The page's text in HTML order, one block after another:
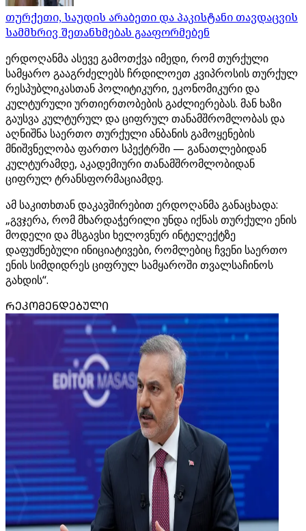
თურქეთი, საუდის არაბეთი და პაკისტანი თავდაცვის
სამმხრივ შეთანხმებას გააფორმებენ
ერდოღანმა ასევე გამოთქვა იმედი, რომ თურქული
სამყარო გააგრძელებს ჩრდილოეთ კვიპროსის თურქულ
რესპუბლიკასთან პოლიტიკური, ეკონომიკური და
კულტურული ურთიერთობების გაძლიერებას. მან ხაზი
გაუსვა კულტურულ და ციფრულ თანამშრომლობას და
აღნიშნა საერთო თურქული ანბანის გამოყენების
მნიშვნელობა ფართო სპექტრში — განათლებიდან
კულტურამდე, აკადემიური თანამშრომლობიდან
ციფრულ ტრანსფორმაციამდე.
ამ საკითხთან დაკავშირებით ერდოღანმა განაცხადა:
„გვჯერა, რომ მხარდაჭერილი უნდა იქნას თურქული ენის
მოდელი და მსგავსი ხელოვნურ ინტელექტზე
დაფუძნებული ინიციატივები, რომლებიც ჩვენი საერთო
ენის სიმდიდრეს ციფრულ სამყაროში თვალსაჩინოს
გახდის“.
ᲠᲔᲙᲝᲛᲔᲜᲓᲔᲑᲣᲚᲘ